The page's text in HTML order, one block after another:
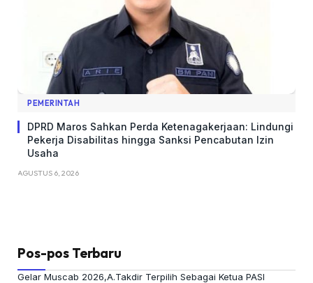
PEMERINTAH
DPRD Maros Sahkan Perda Ketenagakerjaan: Lindungi
Pekerja Disabilitas hingga Sanksi Pencabutan Izin
Usaha
AGUSTUS 6, 2026
Pos-pos Terbaru
Gelar Muscab 2026,A.Takdir Terpilih Sebagai Ketua PASI